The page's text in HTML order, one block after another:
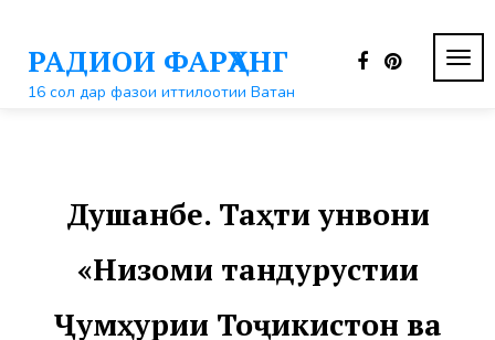
контентуРАДИОИ ФАРҲАНГ
16 сол дар фазои иттилоотии Ватан
Душанбе. Таҳти унвони
«Низоми тандурустии
Ҷумҳурии Тоҷикистон ва